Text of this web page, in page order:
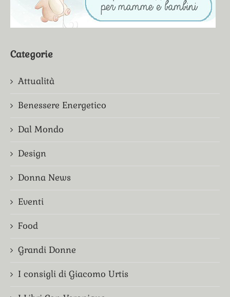
Categorie
Attualità
Benessere Energetico
Dal Mondo
Design
Donna News
Eventi
Food
Grandi Donne
I consigli di Giacomo Urtis